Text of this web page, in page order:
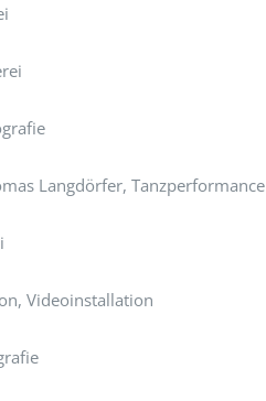
Langdörfer, Tanzperformance
Videoinstallation